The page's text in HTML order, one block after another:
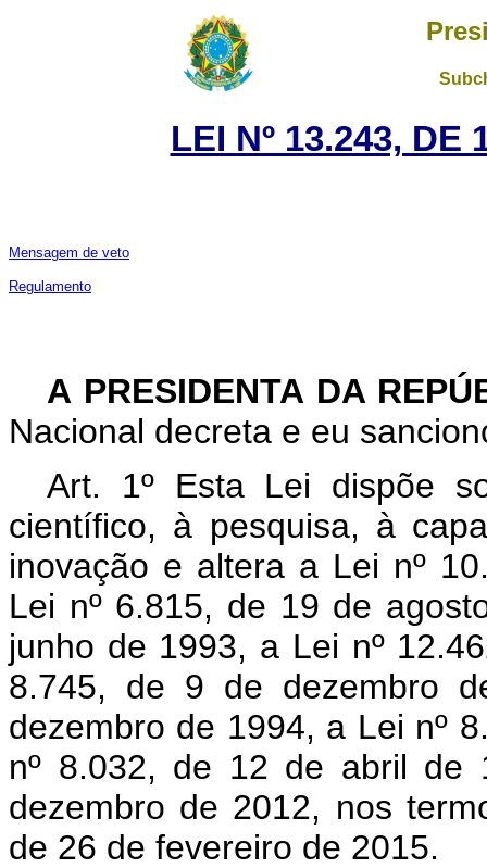
LEI Nº 13.243, DE
Mensagem de veto
Regulamento
A PRESIDENTA DA
Nacional decreta e eu
Art. 1º Esta Lei dispõe
científico, à pesquisa, à
inovação e altera a Lei nº
Lei nº 6.815, de 19 de
junho de 1993, a Lei nº
8.745, de 9 de dezembro
dezembro de 1994, a Lei nº
nº 8.032, de 12 de abril
dezembro de 2012, nos
de 26 de fevereiro de 2015.